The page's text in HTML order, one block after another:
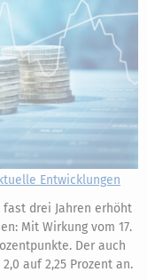
Entwicklungen
drei Jahren erhöht
Mit Wirkung vom 17.
Der auch
auf 2,25 Prozent an.